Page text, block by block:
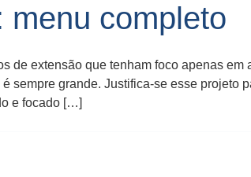
menu completo
de extensão que tenham foco apenas
sempre grande. Justifica-se esse
e focado […]